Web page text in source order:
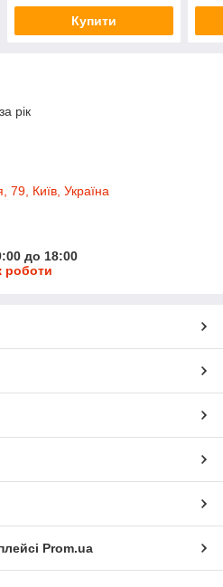
Купити
рік
79, Київ, Україна
до 18:00
роботи
Prom.ua